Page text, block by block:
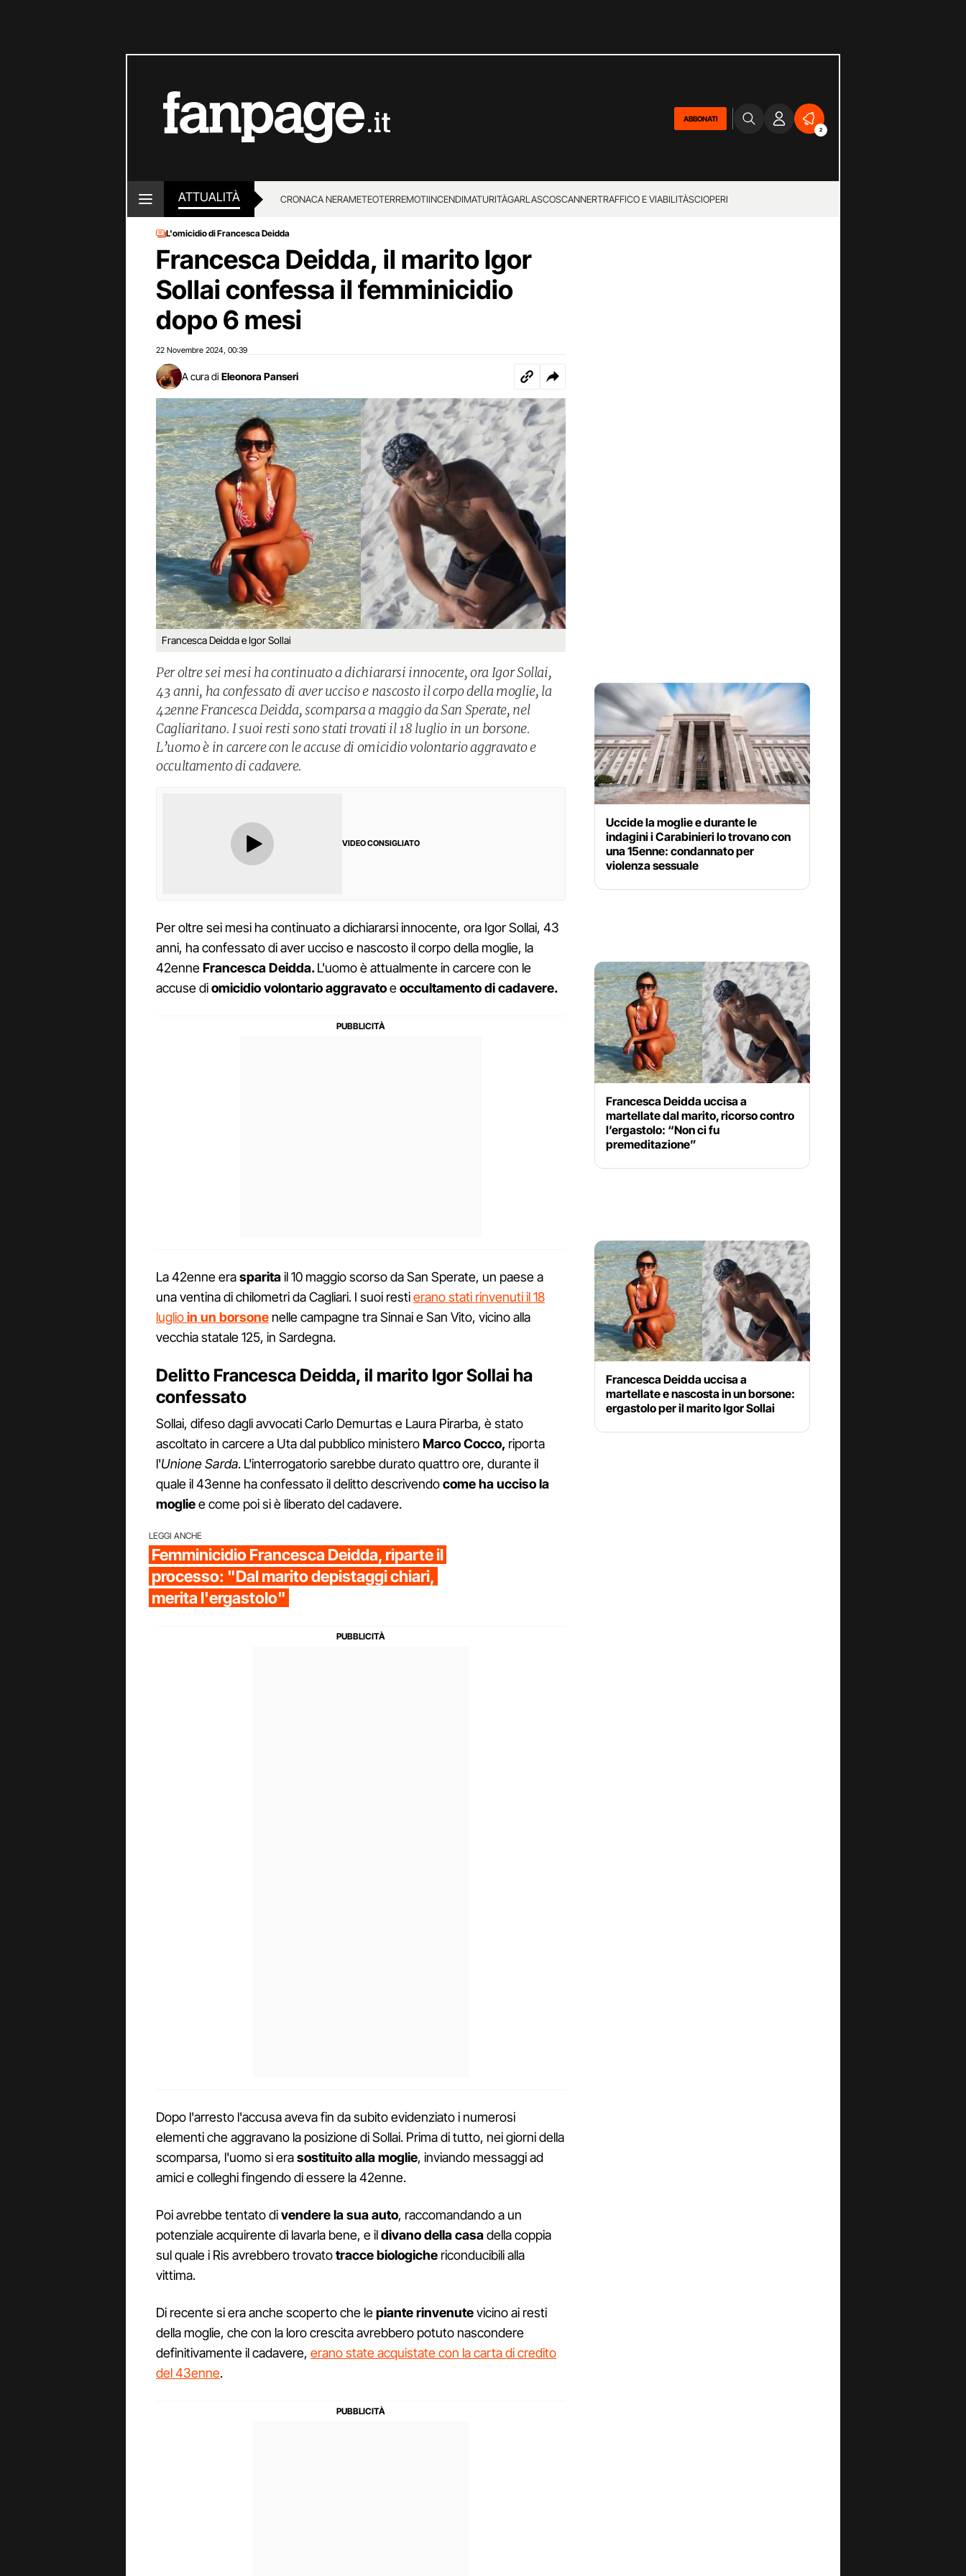
ABBONATI
2
ATTUALITÀ CRONACA NERAMETEOTERREMOTIINCENDIMATURITÀGARLASCOSCANNERTRAFFICO E VIABILITÀSCIOPERI
LOTTO E SUPERENALOTTO
L'omicidio di Francesca Deidda
Francesca Deidda, il marito Igor
Sollai confessa il femminicidio
dopo 6 mesi
22 Novembre 2024 00:39
A cura di Eleonora Panseri
Francesca Deidda e Igor Sollai
Per oltre sei mesi ha continuato a dichiararsi innocente, ora Igor Sollai,
43 anni, ha confessato di aver ucciso e nascosto il corpo della moglie, la
42enne Francesca Deidda, scomparsa a maggio da San Sperate, nel
Cagliaritano. I suoi resti sono stati trovati il 18 luglio in un borsone.
L’uomo è in carcere con le accuse di omicidio volontario aggravato e
occultamento di cadavere.
VIDEO CONSIGLIATO
Per oltre sei mesi ha continuato a dichiararsi innocente, ora Igor Sollai, 43
anni, ha confessato di aver ucciso e nascosto il corpo della moglie, la
42enneFrancesca Deidda.L'uomo è attualmente in carcere con le
accuse diomicidio volontario aggravatoeoccultamento di cadavere.
La 42enne erasparitail 10 maggio scorso da San Sperate, un paese a
una ventina di chilometri da Cagliari. I suoi restierano stati rinvenuti il 18
luglioin un borsone nelle campagne tra Sinnai e San Vito, vicino alla
vecchia statale 125, in Sardegna.
Delitto Francesca Deidda, il marito Igor Sollai ha
confessato
Sollai, difeso dagli avvocati Carlo Demurtas e Laura Pirarba, è stato
ascoltato in carcere a Uta dal pubblico ministeroMarco Cocco, riporta
l'Unione Sarda. L'interrogatorio sarebbe durato quattro ore, durante il
quale il 43enne ha confessato il delitto descrivendocome ha ucciso la
mogliee come poi si è liberato del cadavere.
LEGGI ANCHE
Femminicidio Francesca Deidda, riparte il
processo: "Dal marito depistaggi chiari,
merita l'ergastolo"
Dopo l'arresto l'accusa aveva fin da subito evidenziato i numerosi
elementi che aggravano la posizione di Sollai. Prima di tutto, nei giorni della
scomparsa, l'uomo si erasostituito alla moglie, inviando messaggi ad
amici e colleghi fingendo di essere la 42enne.
Poi avrebbe tentato divendere la sua auto, raccomandando a un
potenziale acquirente di lavarla bene, e ildivano della casadella coppia
sul quale i Ris avrebbero trovatotracce biologiche riconducibili alla
vittima.
Di recente si era anche scoperto che lepiante rinvenutevicino ai resti
della moglie, che con la loro crescita avrebbero potuto nascondere
definitivamente il cadavere, erano state acquistate con la carta di credito
del 43enne.
Uccide la moglie e durante le
indagini i Carabinieri lo trovano con
una 15enne: condannato per
violenza sessuale
Francesca Deidda uccisa a
martellate dal marito, ricorso contro
l’ergastolo: “Non ci fu
premeditazione”
Francesca Deidda uccisa a
martellate e nascosta in un borsone:
ergastolo per il marito Igor Sollai